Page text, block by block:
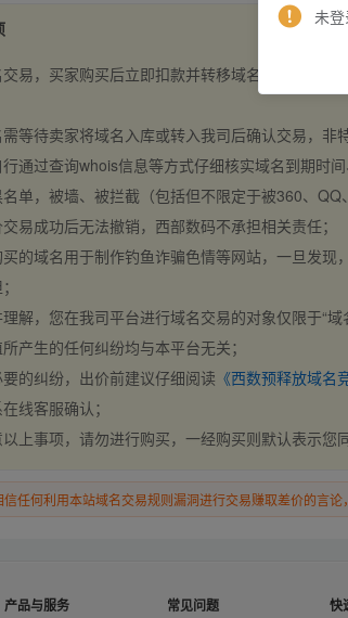
易，买家购买后立即扣款并转移域名，交易自
等待卖家将域名入库或转入我司后确认交易，非
通过查询whois信息等方式仔细核实域名到期时
单，被墙、被拦截（包括但不限定于被360、
易成功后无法撤销，西部数码不承担相关责任；
的域名用于制作钓鱼诈骗色情等网站，一旦发
解，您在我司平台进行域名交易的对象仅限于“
产生的任何纠纷均与本平台无关；
的纠纷，出价前建议仔细阅读 《西数预释放域名
线客服确认；
上事项，请勿进行购买，一经购买则默认表示您
任何利用本站域名交易规则漏洞进行交易赚取差价的言
产品与服务 常见问题 快
未登